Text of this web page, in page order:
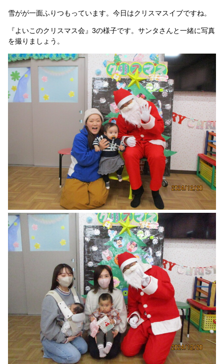
雪がが一面ふりつもっています。今日はクリスマスイブですね。
『よいこのクリスマス会』3の様子です。サンタさんと一緒に写真
を撮りましょう。